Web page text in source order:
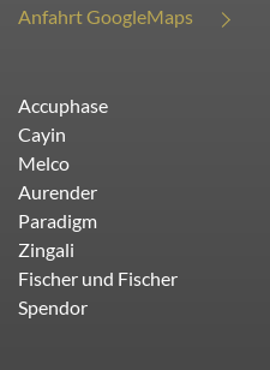
Anfahrt GoogleMaps
Accuphase
Cayin
Melco
Aurender
Paradigm
Zingali
Fischer und Fischer
Spendor